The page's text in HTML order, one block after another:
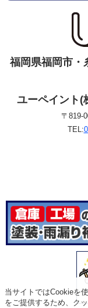
当サイトではCookieを
をご提供するため、ク
福岡県福岡市・
ユーペイント(
〒819-
TEL: